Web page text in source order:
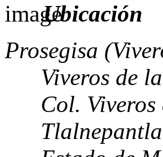
Ubicación
Prosegisa
Viveros de
Col.